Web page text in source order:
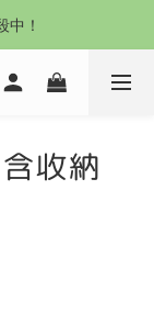
一次擁有
！
一次擁有
收納